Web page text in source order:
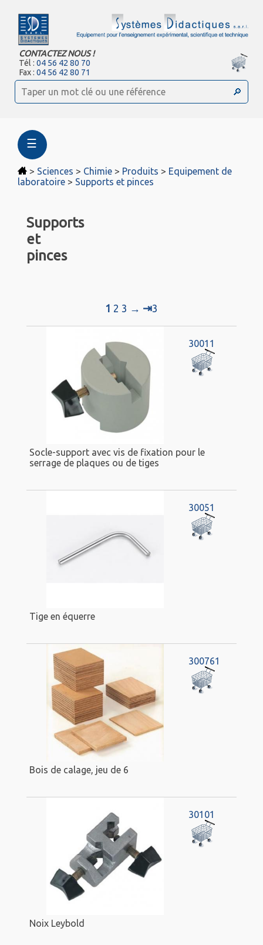
CONTACTEZ NOUS !
Tél :04 56 42 80 70
Fax :04 56 42 80 71
☰
> Sciences > Chimie > Produits > Equipement de
laboratoire > Supports et pinces
Supports
et
pinces
1 2 3 → ⇥3
30011
Socle-support avec vis de fixation pour le
serrage de plaques ou de tiges
30051
Tige en équerre
300761
Bois de calage, jeu de 6
30101
Noix Leybold